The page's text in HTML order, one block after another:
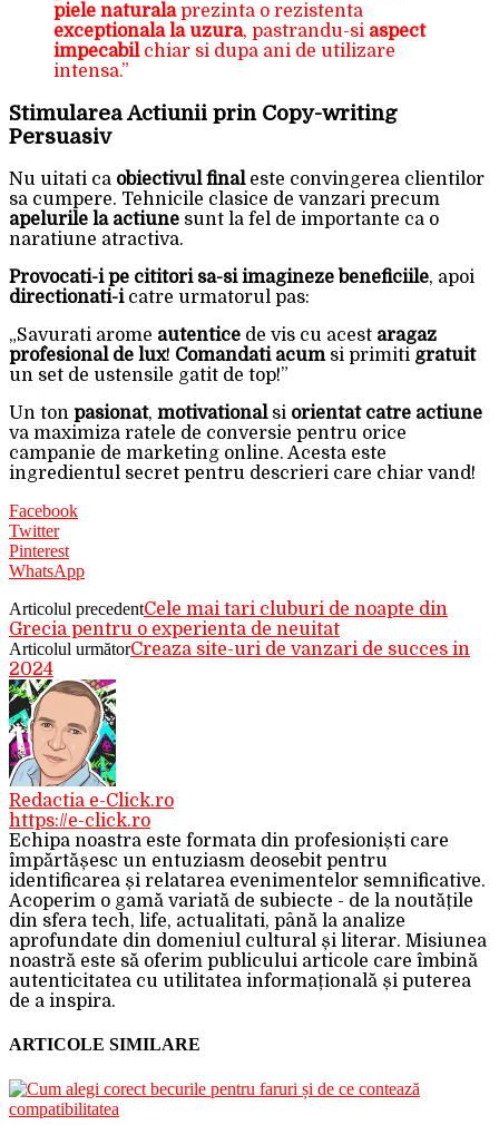
piele naturalaprezinta o rezistenta
exceptionala la uzura, pastrandu-si aspect
impecabilchiar si dupa ani de utilizare
intensa.”
Stimularea Actiunii prin Copy-writing
Persuasiv
Nu uitati ca obiectivul finaleste convingerea clientilor
sa cumpere. Tehnicile clasice de vanzari precum
apelurile la actiune sunt la fel de importante ca o
naratiune atractiva.
Provocati-i pe cititori sa-si imagineze beneficiile, apoi
directionati-icatre urmatorul pas:
„Savurati arome autentice de vis cu acest aragaz
profesional de lux! Comandati acumsi primiti gratuit
un set de ustensile gatit de top!”
Un ton pasionat, motivationalsi orientat catre actiune
va maximiza ratele de conversie pentru orice
campanie de marketing online. Acesta este
ingredientul secret pentru descrieri care chiar vand!
Facebook
Twitter
Pinterest
WhatsApp
Articolul precedentCele mai tari cluburi de noapte din
Grecia pentru o experienta de neuitat
Articolul următorCreaza site-uri de vanzari de succes in
2024
Redactia e-Click.ro
https://e-click.ro
Echipa noastra este formata din profesioniști care
împărtășesc un entuziasm deosebit pentru
identificarea și relatarea evenimentelor semnificative.
Acoperim o gamă variată de subiecte - de la noutățile
din sfera tech, life, actualitati, până la analize
aprofundate din domeniul cultural și literar. Misiunea
noastră este să oferim publicului articole care îmbină
autenticitatea cu utilitatea informațională și puterea
de a inspira.
ARTICOLE SIMILARE